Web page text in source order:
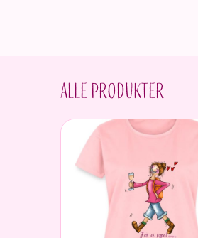
Alle produkter